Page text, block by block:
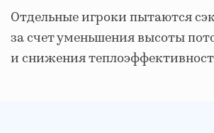
Отдельные игроки пытаются
за счет уменьшения высоты
и снижения